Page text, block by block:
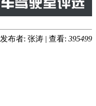
发布者: 张涛 | 查看: 395499